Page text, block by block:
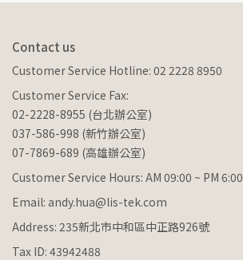
Contact us
Customer Service Hotline: 02 2228 8950
Customer Service Fax:
02-2228-8955 (台北辦公室)
037-586-998 (新竹辦公室)
07-7869-689 (高雄辦公室)
Customer Service Hours: AM 09:00 ~ PM 6:00
Email: andy.hua@lis-tek.com
Address: 235新北市中和區中正路926號
Tax ID: 43942488